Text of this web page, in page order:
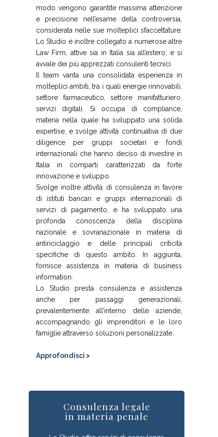
modo vengono garantite massima attenzione
e precisione nell’esame della controversia,
considerata nelle sue molteplici sfaccettature.
Lo Studio è inoltre collegato a numerose altre
Law Firm, attive sia in Italia sia all’estero, e si
avvale dei più apprezzati consulenti tecnici.
Il team vanta una consolidata esperienza in
molteplici ambiti, tra i quali energie rinnovabili,
settore farmaceutico, settore manifatturiero,
servizi digitali. Si occupa di compliance,
materia nella quale ha sviluppato una solida
expertise, e svolge attività continuativa di due
diligence per gruppi societari e fondi
internazionali che hanno deciso di investire in
Italia in comparti caratterizzati da forte
innovazione e sviluppo.
Svolge inoltre attività di consulenza in favore
di istituti bancari e gruppi internazionali di
servizi di pagamento, e ha sviluppato una
profonda conoscenza della disciplina
nazionale e sovranazionale in materia di
antiriciclaggio e delle principali criticità
specifiche di questo ambito. In aggiunta,
fornisce assistenza in materia di business
information.
Lo Studio presta consulenza e assistenza
anche per passaggi generazionali,
prevalentemente all’interno delle aziende,
accompagnando gli imprenditori e le loro
famiglie attraverso soluzioni personalizzate.
Approfondisci >
Consulenza legale
in materia penale